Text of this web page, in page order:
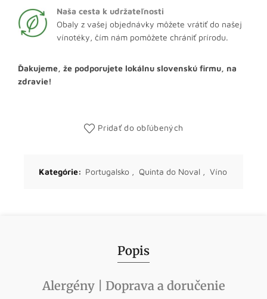
Naša cesta k udržateľnosti
Obaly z vašej objednávky môžete vrátiť do našej
vínotéky, čím nám pomôžete chrániť prírodu.
Ďakujeme, že podporujete lokálnu slovenskú firmu, na
zdravie!
Pridať do obľúbených
Kategórie: Portugalsko , Quinta do Noval , Víno
Popis
Alergény | Doprava a doručenie